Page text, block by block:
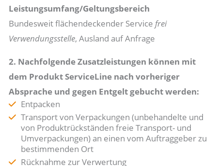
Leistungsumfang/Geltungsbereich
Bundesweit flächendeckender Service frei
Verwendungsstelle, Ausland auf Anfrage
2. Nachfolgende Zusatzleistungen können mit
dem Produkt ServiceLine nach vorheriger
Absprache und gegen Entgelt gebucht werden:
Entpacken
Transport von Verpackungen (unbehandelte und
von Produktrückständen freie Transport- und
Umverpackungen) an einen vom Auftraggeber zu
bestimmenden Ort
Rücknahme zur Verwertung